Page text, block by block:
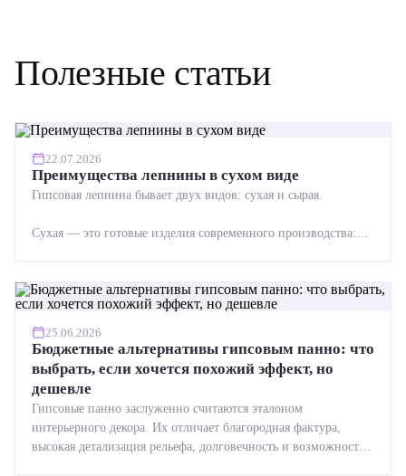
Полезные статьи
22.07.2026
Преимущества лепнины в сухом виде
Гипсовая лепнина бывает двух видов: сухая и сырая.
Сухая — это готовые изделия современного производства:
25.06.2026
Бюджетные альтернативы гипсовым панно: что
выбрать, если хочется похожий эффект, но
дешевле
Гипсовые панно заслуженно считаются эталоном
интерьерного декора. Их отличает благородная фактура,
высокая детализация рельефа, долговечность и возможность